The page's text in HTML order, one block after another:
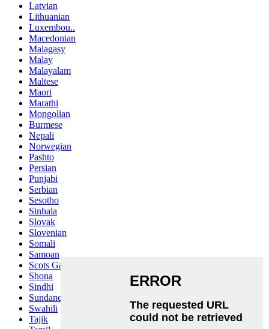
Latvian
Lithuanian
Luxembou..
Macedonian
Malagasy
Malay
Malayalam
Maltese
Maori
Marathi
Mongolian
Burmese
Nepali
Norwegian
Pashto
Persian
Punjabi
Serbian
Sesotho
Sinhala
Slovak
Slovenian
Somali
Samoan
Scots Gaelic
Shona
Sindhi
Sundanese
Swahili
Tajik